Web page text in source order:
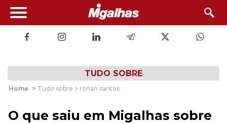
TUDO SOBRE
Home > Tudo sobre > ronan santos
O que saiu em Migalhas sobre